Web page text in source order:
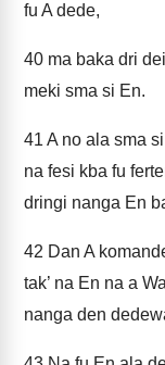
fu A dede,
40 ma baka dri
meki sma si En.
41 A no ala sma
na fesi kba fu
dringi nanga En
42 Dan A
tak’ na En na a
nanga den